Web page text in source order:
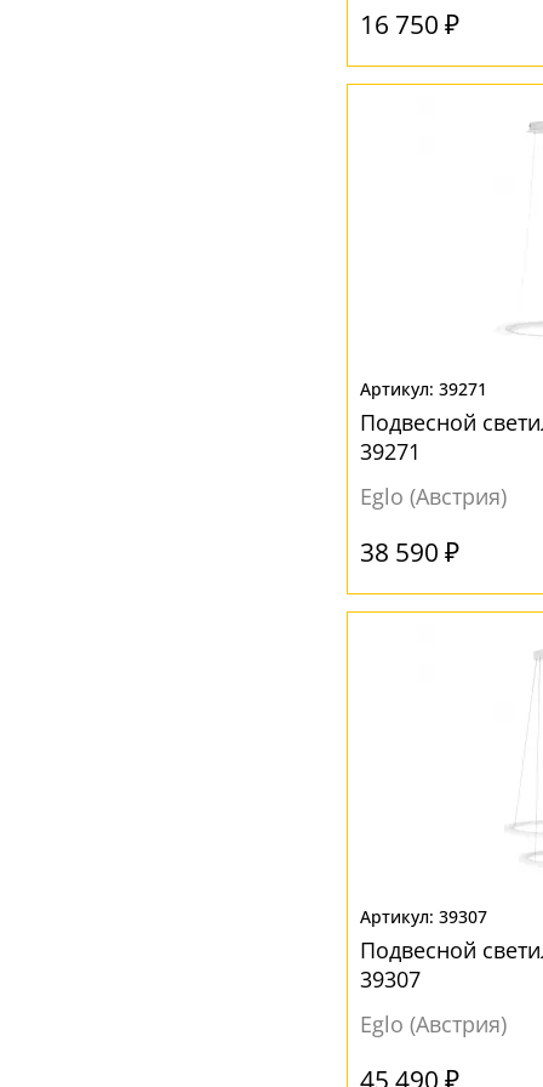
16 750 ₽
39271
Подвесной
39271
Eglo (Австрия)
38 590 ₽
39307
Подвесной
39307
Eglo (Австрия)
45 490 ₽